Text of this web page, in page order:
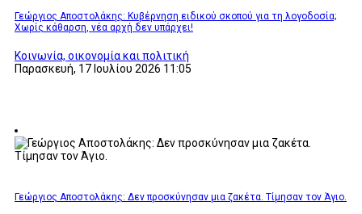
Γεώργιος Αποστολάκης: Κυβέρνηση ειδικού σκοπού για τη λογοδοσία;
Χωρίς κάθαρση, νέα αρχή δεν υπάρχει!
Κοινωνία, οικονομία και πολιτική
Παρασκευή, 17 Ιουλίου 2026 11:05
Γεώργιος Αποστολάκης: Δεν προσκύνησαν μια ζακέτα. Τίμησαν τον Άγιο.